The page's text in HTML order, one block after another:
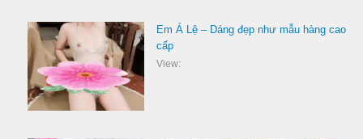
Em Á Lệ – Dáng đẹp như mẫu hàng cao
cấp
View: